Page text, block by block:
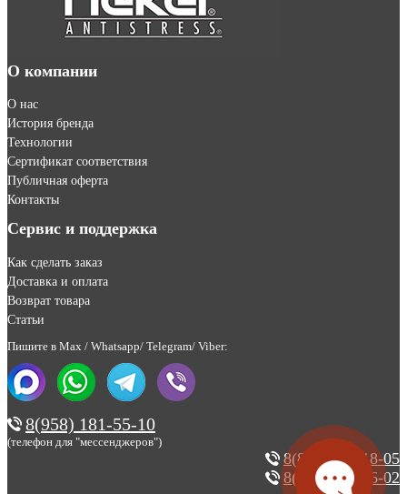
О компании
О нас
История бренда
Технологии
Сертификат соответствия
Публичная оферта
Контакты
Сервис и поддержка
Как сделать заказ
Доставка и оплата
Возврат товара
Статьи
Пишите в Max / Whatsapp/ Telegram/ Viber:
8(958) 181-55-10
(телефон для "мессенджеров")
8(800) 200-18-05
8(495) 123-46-02